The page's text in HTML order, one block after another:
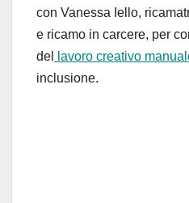
con Vanessa Iello,
e ricamo in carcere, per
del
lavoro creativo
inclusione.